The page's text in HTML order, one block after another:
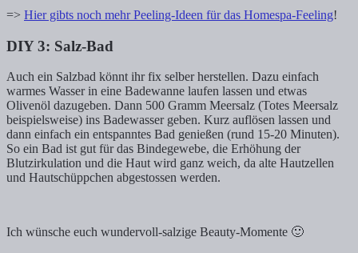
=> Hier gibts noch mehr Peeling-Ideen für das Homespa-Feeling!
DIY 3: Salz-Bad
Auch ein Salzbad könnt ihr fix selber herstellen. Dazu einfach
warmes Wasser in eine Badewanne laufen lassen und etwas
Olivenöl dazugeben. Dann 500 Gramm Meersalz (Totes Meersalz
beispielsweise) ins Badewasser geben. Kurz auflösen lassen und
dann einfach ein entspanntes Bad genießen (rund 15-20 Minuten).
So ein Bad ist gut für das Bindegewebe, die Erhöhung der
Blutzirkulation und die Haut wird ganz weich, da alte Hautzellen
und Hautschüppchen abgestossen werden.
Ich wünsche euch wundervoll-salzige Beauty-Momente 🙂